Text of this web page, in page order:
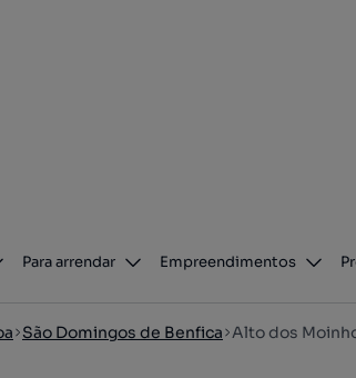
Para arrendar Empreendimentos
São Domingos de Benfica Alto dos